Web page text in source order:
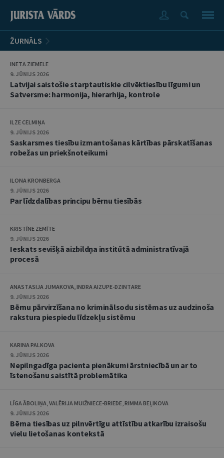
ŽURNĀLS
INETA ZIEMELE
9. JŪNIJS 2026
Latvijai saistošie starptautiskie cilvēktiesību līgumi un
Satversme: harmonija, hierarhija, kontrole
ILZE CELMIŅA
9. JŪNIJS 2026
Saskarsmes tiesību izmantošanas kārtības pārskatīšanas
robežas un priekšnoteikumi
ILONA KRONBERGA
9. JŪNIJS 2026
Par līdzdalības principu bērnu tiesībās
KRISTĪNE ZEMĪTE
9. JŪNIJS 2026
Ieskats sevišķā aizbildņa institūtā administratīvajā
procesā
ANASTASIJA JUMAKOVA, INDRA AIZUPE-DZINTARE
9. JŪNIJS 2026
Bērnu pārvirzīšana no kriminālsodu sistēmas uz audzinoša
rakstura piespiedu līdzekļu sistēmu
KARINA PALKOVA
9. JŪNIJS 2026
Nepilngadīga pacienta pienākumi ārstniecībā un ar to
īstenošanu saistītā problemātika
LĪGA ĀBOLIŅA, VALĒRIJA MUIŽNIECE-BRIEDE, RIMMA BEĻIKOVA
9. JŪNIJS 2026
Bērna tiesības uz pilnvērtīgu attīstību atkarību izraisošu
vielu lietošanas kontekstā